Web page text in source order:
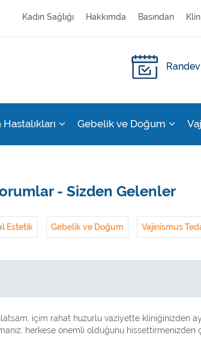
Kadın Sağlığı Hakkımda Basından
Hastalıkları Gebelik ve Doğum
- Sizden Gelenler
Estetik Gebelik ve Doğum Vajinismus
içim rahat huzurlu vaziyette kliniğinizden
herkese önemli olduğunu hissettirmenizden